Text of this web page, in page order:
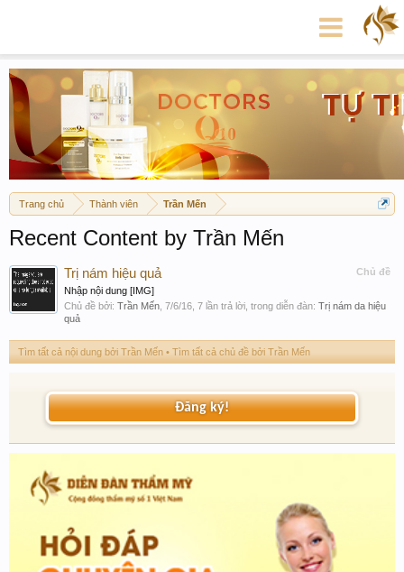
Trang chủ Thành viên Trần Mến
Recent Content by Trần Mến
Chủ đề
Trị nám hiệu quả
Nhập nội dung [IMG]
Chủ đề bởi: Trần Mến 7/6/16 , 7 lần trả lời, trong diễn đàn: Trị nám da hiệu
quả
Tìm tất cả nội dung bởi Trần Mến Tìm tất cả chủ đề bởi Trần Mến
Đăng ký!